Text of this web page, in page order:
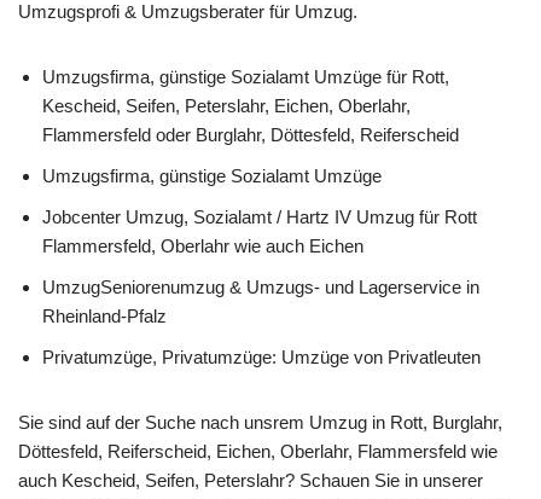
Umzugsprofi & Umzugsberater für Umzug.
Umzugsfirma, günstige Sozialamt Umzüge für Rott,
Kescheid, Seifen, Peterslahr, Eichen, Oberlahr,
Flammersfeld oder Burglahr, Döttesfeld, Reiferscheid
Umzugsfirma, günstige Sozialamt Umzüge
Jobcenter Umzug, Sozialamt / Hartz IV Umzug für Rott
Flammersfeld, Oberlahr wie auch Eichen
UmzugSeniorenumzug & Umzugs- und Lagerservice in
Rheinland-Pfalz
Privatumzüge, Privatumzüge: Umzüge von Privatleuten
Sie sind auf der Suche nach unsrem Umzug in Rott, Burglahr,
Döttesfeld, Reiferscheid, Eichen, Oberlahr, Flammersfeld wie
auch Kescheid, Seifen, Peterslahr? Schauen Sie in unserer